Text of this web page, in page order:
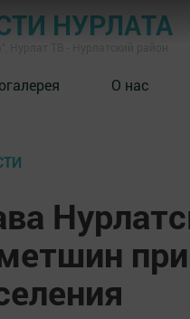
НУРЛАТА
О нас